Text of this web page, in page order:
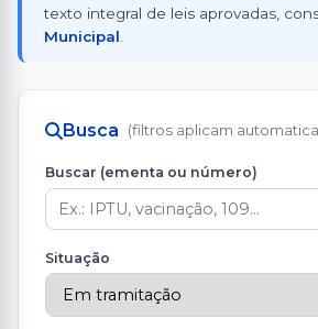
texto integral de leis aprovadas,
Municipal
Busca (filtros aplicam
Buscar (ementa ou número)
Situação